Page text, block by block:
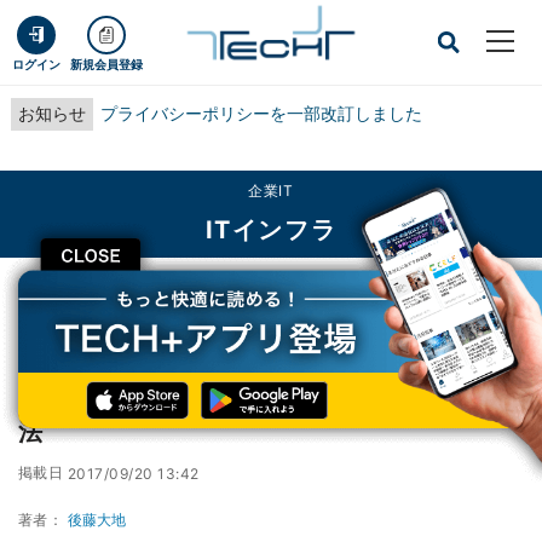
ログイン 新規会員登録
お知らせ プライバシーポリシーを一部改訂しました
CLOSE
企業IT
ITインフラ
TECH+ 企業IT
ITインフラ
Androidのバッテリーを長持ちさせる10の方法
Androidのバッテリーを長持ちさせる10の方
法
掲載日 2017/09/20 13:42
著者： 後藤大地